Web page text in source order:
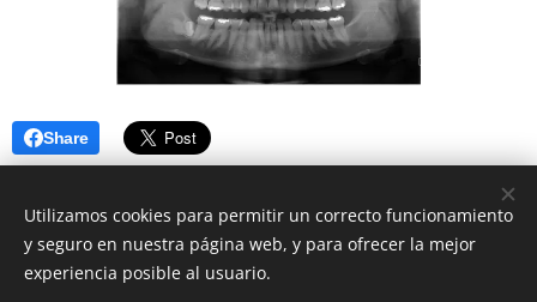
Share
Utilizamos cookies para permitir un correcto funcionamiento
y seguro en nuestra página web, y para ofrecer la mejor
experiencia posible al usuario.